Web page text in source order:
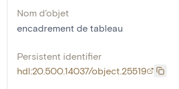
Nom d'objet
encadrement de tableau
Persistent identifier
hdl:20.500.14037/object.25519